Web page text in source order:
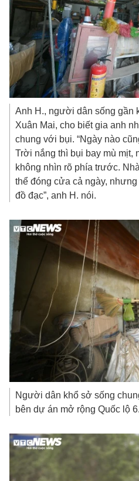
Anh H., người dân sống gần
Xuân Mai, cho biết gia anh
chung với bụi. “Ngày nào
Trời nắng thì bụi bay mù
không nhìn rõ phía trước.
thể đóng cửa cả ngày,
đồ đạc”, anh H. nói.
Người dân khổ sở sống
bên dự án mở rộng Quốc lộ